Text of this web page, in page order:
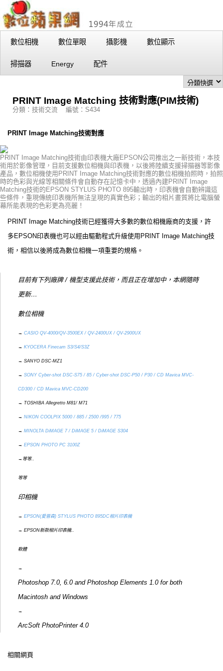
數位相機 數位單眼 攝影機 數位顯示
掃描器 Energy 配件
PRINT Image Matching 技術對應(PIM技術)
分類：技術交流 編號：S434
PRINT Image Matching技術對應
PRINT Image Matching技術由印表機大廠EPSON公司推出之一新技術，本技
術用於影像管理，目前支援數位相機與印表機，以後將陸續支援掃描器等影像
產品，數位相機使用PRINT Image Matching技術對應的數位相機拍照時，拍照
時的色彩與光線等相關條件會自動存在記憶卡中，透過內建PRINT Image
Matching技術的EPSON STYLUS PHOTO 895輸出時，印表機會自動辨識這
些條件，重現傳統印表機所無法呈現的真實色彩；輸出的相片畫質將比電腦螢
幕所能表現的色彩更為亮麗！
PRINT Image Matching技術已經獲得大多數的數位相機廠商的支援，許
多EPSON印表機也可以經由驅動程式升級使用PRINT Image Matching技
術，相信以後將成為數位相機一項重要的規格。
目前有下列廠牌 / 機型支援此技術，而且正在增加中，本網隨時
更新…
數位相機
→ CASIO QV-4000/QV-3500EX / QV-2400UX / QV-2900UX
→ KYOCERA Finecam S3/S4/S3Z
→ SANYO DSC-MZ1
→ SONY Cyber-shot DSC-S75 / 85 / Cyber-shot DSC-P50 / P30 / CD Mavica MVC-
CD300 / CD Mavica MVC-CD200
→ TOSHIBA Allegretto M81/ M71
→ NIKON COOLPIX 5000 / 885 / 2500 /995 / 775
→ MINOLTA DiMAGE 7 / DiMAGE 5 / DiMAGE S304
→ EPSON PHOTO PC 3100Z
→等等..
等等
印相機
→ EPSON(愛普森) STYLUS PHOTO 895DC相片印表機
→ EPSON新款相片印表機..
軟體
→
Photoshop 7.0, 6.0 and Photoshop Elements 1.0 for both
Macintosh and Windows
→
ArcSoft PhotoPrinter 4.0
相關網頁